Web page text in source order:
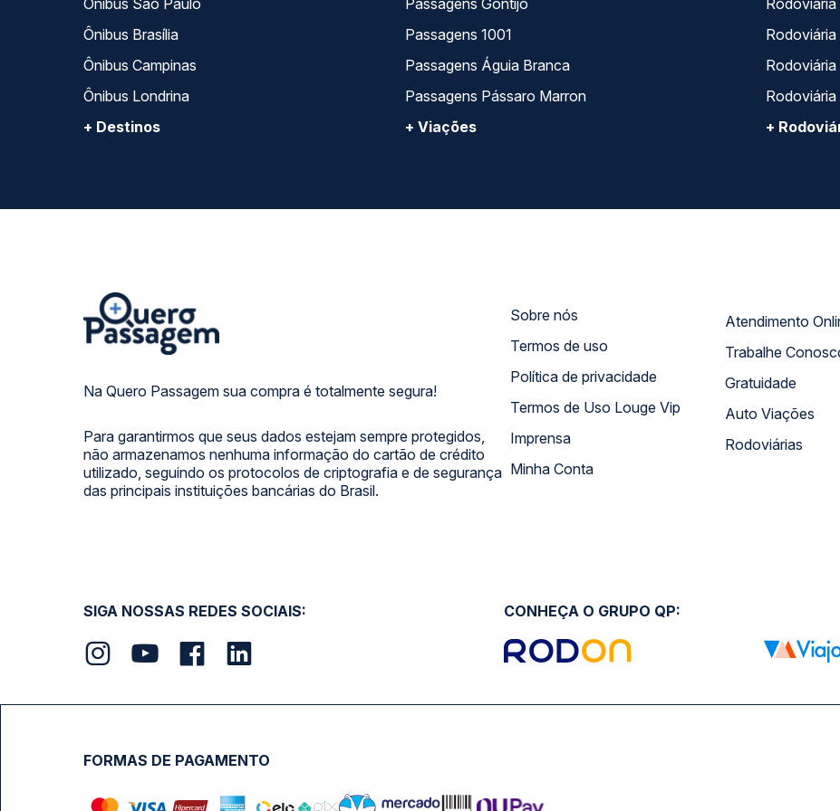
Ônibus São Paulo
Ônibus Brasília
Ônibus Campinas
Ônibus Londrina
+ Destinos
Passagens Gontijo
Passagens 1001
Passagens Águia Branca
Passagens Pássaro Marron
+ Viações
Rodoviária
+
Na Quero Passagem sua compra é totalmente segura!
Para garantirmos que seus dados estejam sempre protegidos,
não armazenamos nenhuma informação do cartão de crédito
utilizado, seguindo os protocolos de criptografia e de segurança
das principais instituições bancárias do Brasil.
Sobre nós
Termos de uso
Política de privacidade
Termos de Uso Louge Vip
Imprensa
Minha Conta
Trabalhe
Gratuidade
Auto Viações
Rodoviárias
SIGA NOSSAS REDES SOCIAIS: CONHEÇA O GRUPO QP:
FORMAS DE PAGAMENTO